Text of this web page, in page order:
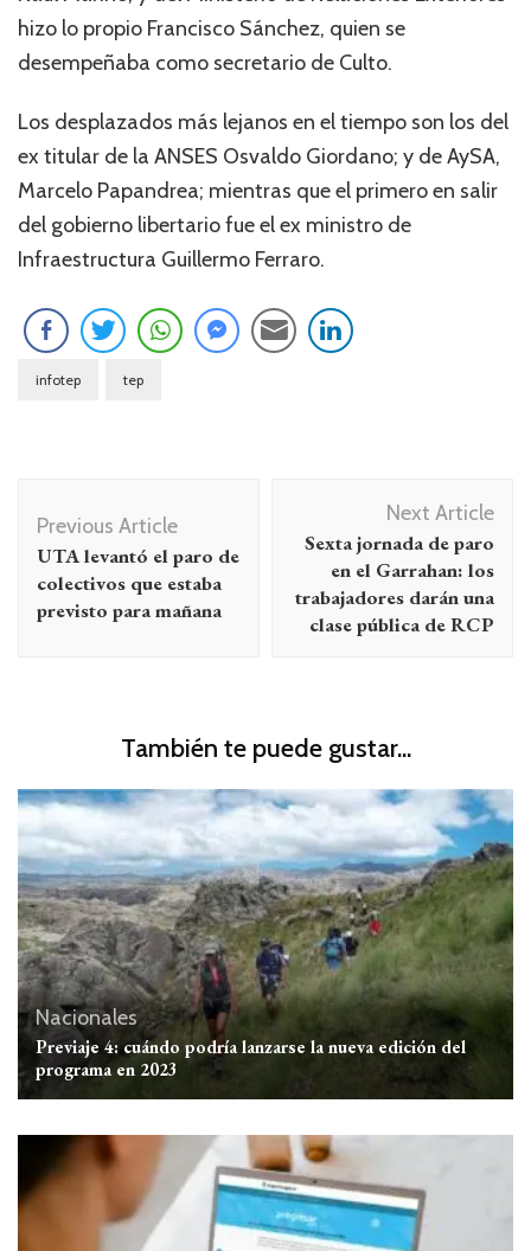
hizo lo propio Francisco Sánchez, quien se
desempeñaba como secretario de Culto.
Los desplazados más lejanos en el tiempo son los del
ex titular de la ANSES Osvaldo Giordano; y de AySA,
Marcelo Papandrea; mientras que el primero en salir
del gobierno libertario fue el ex ministro de
Infraestructura Guillermo Ferraro.
infotep tep
de
entradas
Previous Article
UTA levantó el paro de
colectivos que estaba
previsto para mañana
Next Article
Sexta jornada de paro
en el Garrahan: los
trabajadores darán una
clase pública de RCP
También te puede gustar...
Nacionales
Previaje 4: cuándo podría lanzarse la nueva edición del
programa en 2023